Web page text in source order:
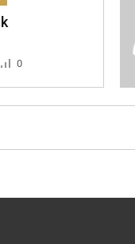
0